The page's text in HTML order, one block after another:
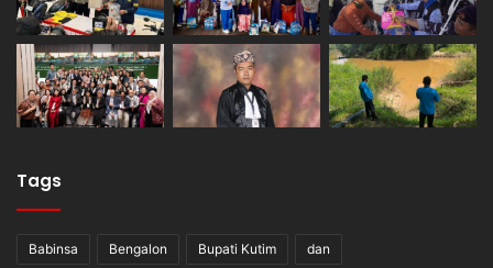
Tags
Babinsa Bengalon Bupati Kutim dan